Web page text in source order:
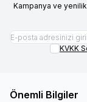
Kampanya ve
KVKK
Önemli Bilgiler